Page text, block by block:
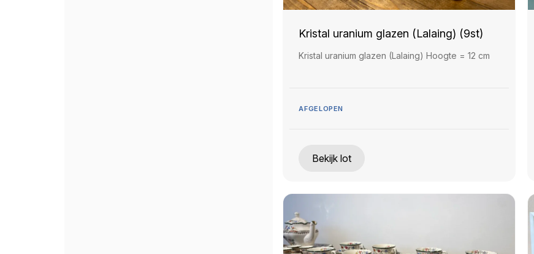
Kristal uranium glazen (Lalaing) (9st)
Kristal uranium glazen (Lalaing) Hoogte = 12 cm
AFGELOPEN
Bekijk lot